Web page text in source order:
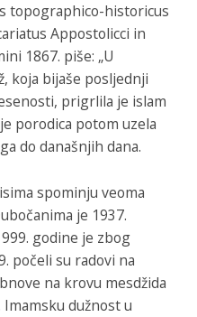
topographico-historicus
Appostolicci in
1867. piše: „U
koja bijaše posljednji
prigrlila je islam
porodica potom uzela
do današnjih dana.
spominju veoma
je 1937.
godine je zbog
počeli su radovi na
na krovu mesdžida
dužnost u